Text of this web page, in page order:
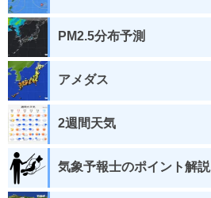
PM2.5分布予測
アメダス
2週間天気
気象予報士のポイント解説